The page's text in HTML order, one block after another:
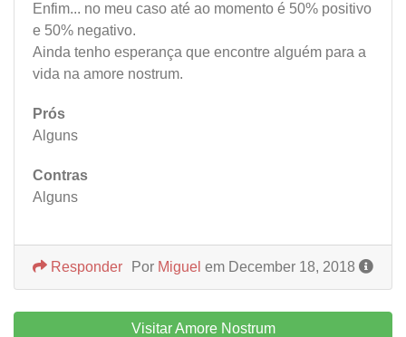
Enfim... no meu caso até ao momento é 50% positivo
e 50% negativo.
Ainda tenho esperança que encontre alguém para a
vida na amore nostrum.
Prós
Alguns
Contras
Alguns
Por Miguel em December 18, 2018
Responder
Visitar Amore Nostrum